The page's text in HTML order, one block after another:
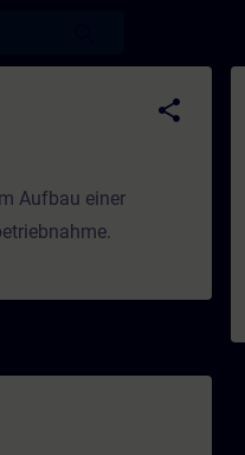
-
share
Aufbau einer